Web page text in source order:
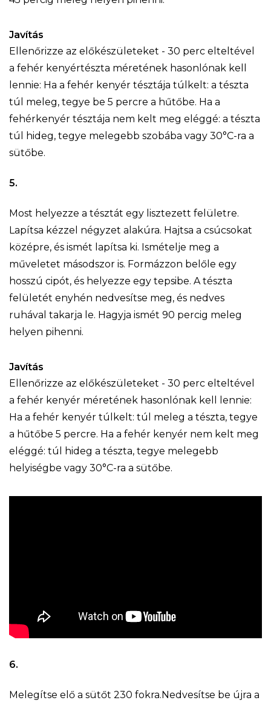
Javítás
Ellenőrizze az előkészületeket - 30 perc elteltével
a fehér kenyértészta méretének hasonlónak kell
lennie: Ha a fehér kenyér tésztája túlkelt: a tészta
túl meleg, tegye be 5 percre a hűtőbe. Ha a
fehérkenyér tésztája nem kelt meg eléggé: a tészta
túl hideg, tegye melegebb szobába vagy 30°C-ra a
sütőbe.
5.
Most helyezze a tésztát egy lisztezett felületre.
Lapítsa kézzel négyzet alakúra. Hajtsa a csúcsokat
középre, és ismét lapítsa ki. Ismételje meg a
műveletet másodszor is. Formázzon belőle egy
hosszú cipót, és helyezze egy tepsibe. A tészta
felületét enyhén nedvesítse meg, és nedves
ruhával takarja le. Hagyja ismét 90 percig meleg
helyen pihenni.
Javítás
Ellenőrizze az előkészületeket - 30 perc elteltével
a fehér kenyér méretének hasonlónak kell lennie:
Ha a fehér kenyér túlkelt: túl meleg a tészta, tegye
a hűtőbe 5 percre. Ha a fehér kenyér nem kelt meg
eléggé: túl hideg a tészta, tegye melegebb
helyiségbe vagy 30°C-ra a sütőbe.
6.
Melegítse elő a sütőt 230 fokra.Nedvesítse be újra a